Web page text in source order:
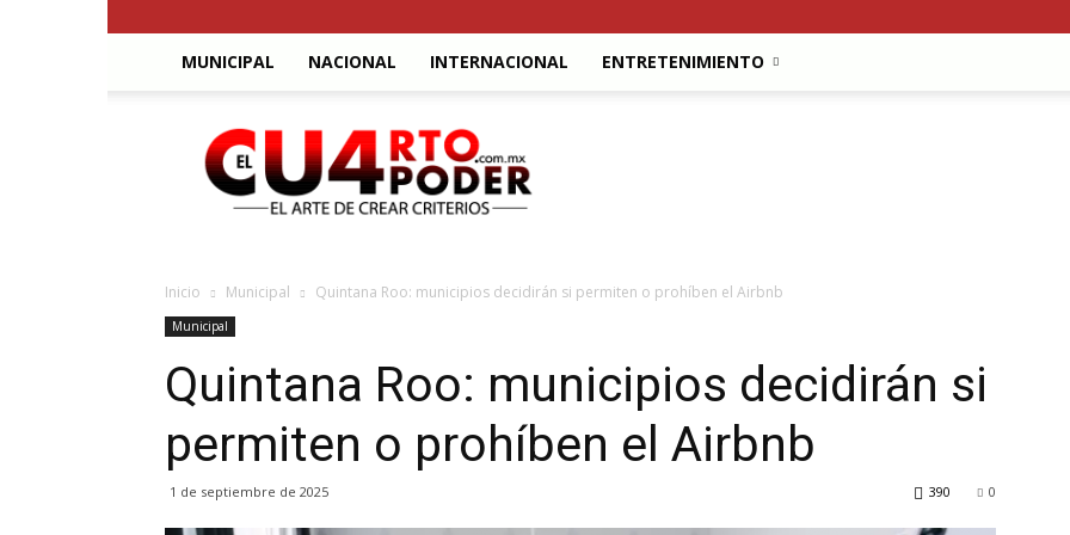
MUNICIPAL NACIONAL INTERNACIONAL ENTRETENIMIENTO
El
Cuarto
Poder
Inicio Municipal Quintana Roo: municipios decidirán si permiten o prohíben el Airbnb
Municipal
Quintana Roo: municipios decidirán si
permiten o prohíben el Airbnb
1 de septiembre de 2025 0
390